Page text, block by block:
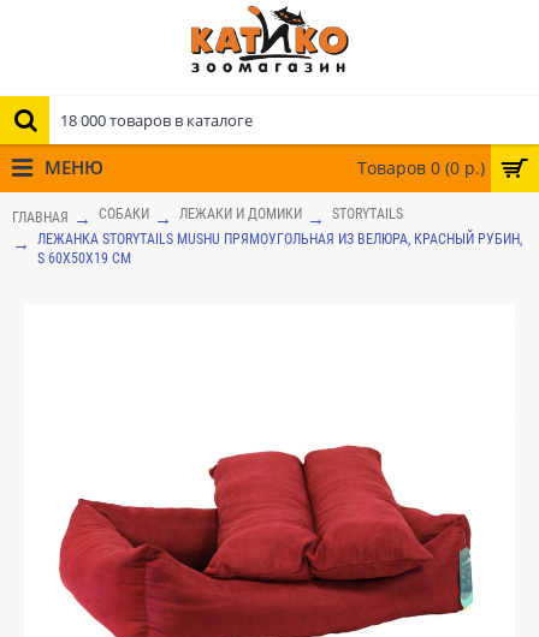
Товаров 0 (0 р.)
МЕНЮ
ГЛАВНАЯ СОБАКИ ЛЕЖАКИ И ДОМИКИ
STORYTAILS
ЛЕЖАНКА STORYTAILS MUSHU ПРЯМОУГОЛЬНАЯ ИЗ ВЕЛЮРА, КРАСНЫЙ РУБИН,
S 60X50X19 СМ